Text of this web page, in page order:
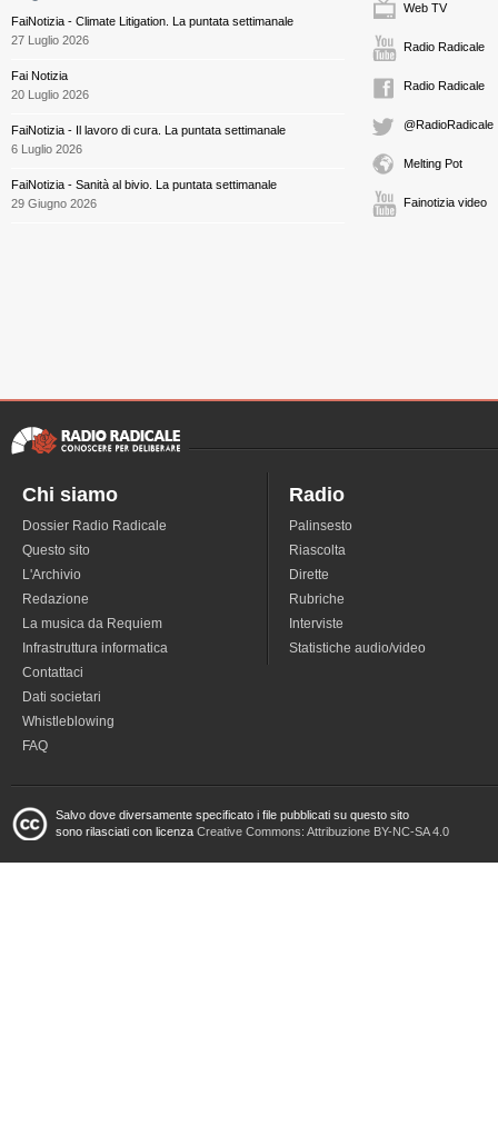
FaiNotizia - Climate Litigation. La puntata settimanale
27 Luglio 2026
Fai Notizia
20 Luglio 2026
FaiNotizia - Il lavoro di cura. La puntata settimanale
6 Luglio 2026
FaiNotizia - Sanità al bivio. La puntata settimanale
29 Giugno 2026
Web TV
Radio Radicale
Radio Radicale
@RadioRadicale
Melting Pot
Fainotizia video
Chi siamo
Dossier Radio Radicale
Questo sito
L'Archivio
Redazione
La musica da Requiem
Infrastruttura informatica
Contattaci
Dati societari
Whistleblowing
FAQ
Radio
Palinsesto
Riascolta
Dirette
Rubriche
Interviste
Statistiche audio/video
Salvo dove diversamente specificato i file pubblicati su questo sito
sono rilasciati con licenza Creative Commons: Attribuzione BY-NC-SA 4.0